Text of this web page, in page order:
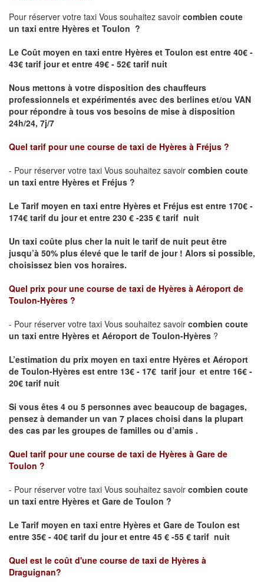
Pour réserver votre taxi Vous souhaitez savoir combien coute
un taxi entre Hyères et Toulon ?
Le Coût moyen en taxi entre Hyères et Toulon est entre 40€ -
43€ tarif jour et entre 49€ - 52€ tarif nuit
Nous mettons à votre disposition des chauffeurs
professionnels et expérimentés avec des berlines et/ou VAN
pour répondre à tous vos besoins de mise à disposition
24h/24, 7j/7
Quel tarif pour une course de taxi de Hyères à Fréjus ?
- Pour réserver votre taxi Vous souhaitez savoir combien coute
un taxi entre Hyères et Fréjus ?
Le Tarif moyen en taxi entre Hyères et Fréjus est entre 170€ -
174€ tarif du jour et entre 230 € -235 € tarif nuit
Un taxi coûte plus cher la nuit le tarif de nuit peut être
jusqu’à 50% plus élevé que le tarif de jour ! Alors si possible,
choisissez bien vos horaires.
Quel prix pour une course de taxi de Hyères à Aéroport de
Toulon-Hyères ?
- Pour réserver votre taxi Vous souhaitez savoir combien coute
un taxi entre Hyères et Aéroport de Toulon-Hyères ?
L’estimation du prix moyen en taxi entre Hyères et Aéroport
de Toulon-Hyères est entre 13€ - 17€ tarif jour et entre 16€ -
20€ tarif nuit
Si vous êtes 4 ou 5 personnes avec beaucoup de bagages,
pensez à demander un van 7 places choisi dans la plupart
des cas par les groupes de familles ou d’amis .
Quel tarif pour une course de taxi de Hyères à Gare de
Toulon ?
- Pour réserver votre taxi Vous souhaitez savoir combien coute
un taxi entre Hyères et Gare de Toulon ?
Le Tarif moyen en taxi entre Hyères et Gare de Toulon est
entre 35€ - 40€ tarif du jour et entre 45 € -55 € tarif nuit
Quel est le coût d'une course de taxi de Hyères à
Draguignan?